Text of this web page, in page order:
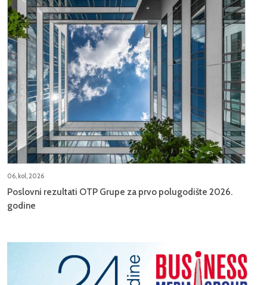
06, kol, 2026
Poslovni rezultati OTP Grupe za prvo polugodište 2026.
godine